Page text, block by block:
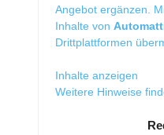
Angebot ergänzen.
Inhalte von
Drittplattformen
Inhalte anzeigen
Weitere Hinweise